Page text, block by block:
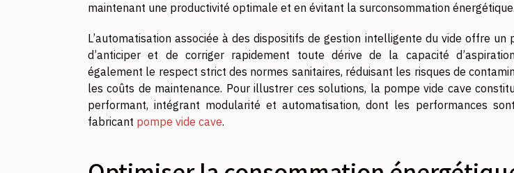
maintenant une productivité optimale et en évitant la surconsommation énergétique.
L’automatisation associée à des dispositifs de gestion intelligente du vide offre
d’anticiper et de corriger rapidement toute dérive de la capacité
également le respect strict des normes sanitaires, réduisant les risques de
les coûts de maintenance. Pour illustrer ces solutions, la pompe vide cave
performant, intégrant modularité et automatisation, dont les performances
fabricant pompe vide cave.